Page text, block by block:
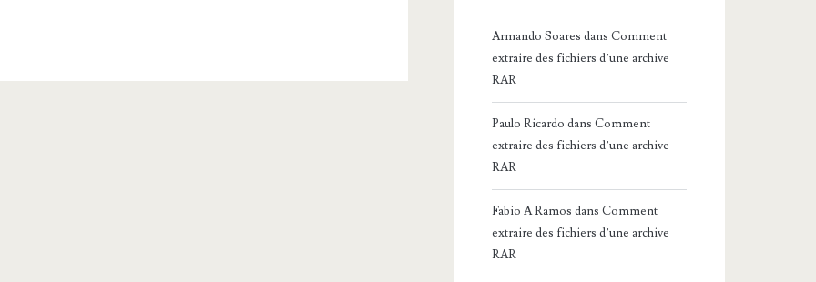
Armando Soares dansComment
extraire des fichiers d’une archive
RAR
Paulo Ricardo dansComment
extraire des fichiers d’une archive
RAR
Fabio A Ramos dansComment
extraire des fichiers d’une archive
RAR